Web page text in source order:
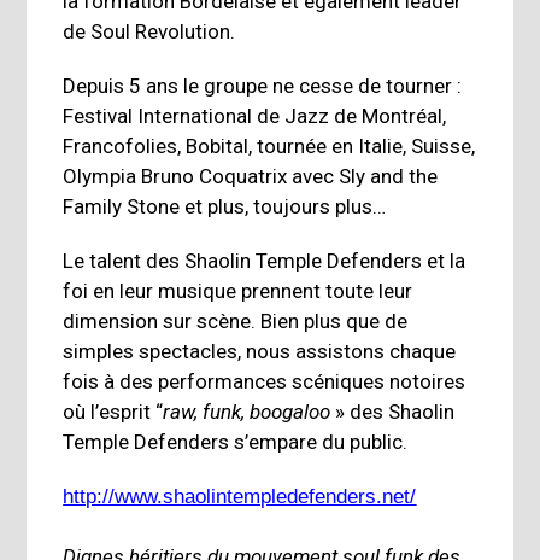
de Soul Revolution.
Depuis 5 ans le groupe ne cesse de tourner :
Festival International de Jazz de Montréal,
Francofolies, Bobital, tournée en Italie, Suisse,
Olympia Bruno Coquatrix avec Sly and the
Family Stone et plus, toujours plus…
Le talent des Shaolin Temple Defenders et la
foi en leur musique prennent toute leur
dimension sur scène. Bien plus que de
simples spectacles, nous assistons chaque
fois à des performances scéniques notoires
où l’esprit “raw, funk, boogaloo » des Shaolin
Temple Defenders s’empare du public.
http://www.shaolintempledefenders.net/